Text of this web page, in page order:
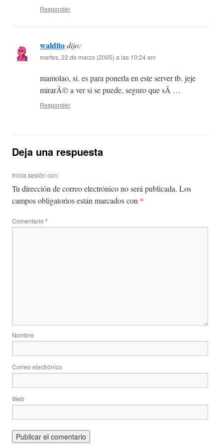
Responder
walditodijo:
martes, 22 de marzo (2005) a las 10:24 am
mamolao, si. es para ponerla en este server tb. jeje
mirarÃ© a ver si se puede, seguro que sÃ­ …
Responder
Deja una respuesta
Inicia sesión con:
Tu dirección de correo electrónico no será publicada. Los
campos obligatorios están marcados con *
Comentario *
Nombre
Correo electrónico
Web